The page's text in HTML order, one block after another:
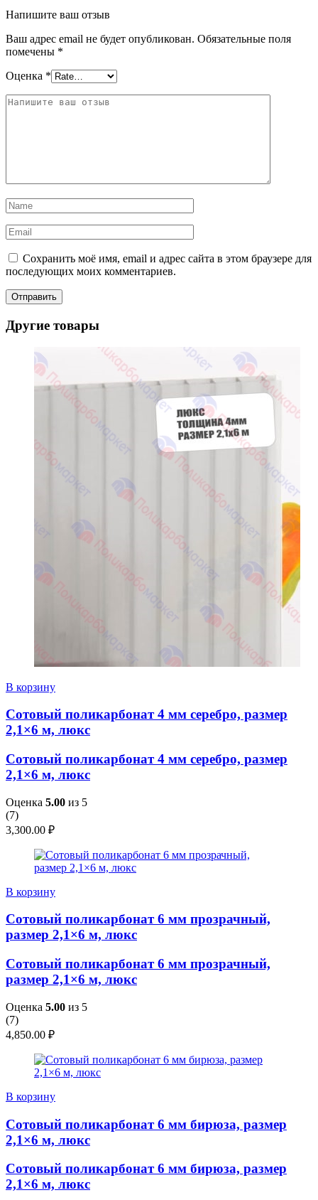
Напишите ваш отзыв
Ваш адрес email не будет опубликован. Обязательные поля
помечены *
Оценка *
Сохранить моё имя, email и адрес сайта в этом браузере для
последующих моих комментариев.
Другие товары
В корзину
Сотовый поликарбонат 4 мм серебро, размер
2,1×6 м, люкс
Сотовый поликарбонат 4 мм серебро, размер
2,1×6 м, люкс
Оценка 5.00 из 5
(7)
3,300.00 ₽
В корзину
Сотовый поликарбонат 6 мм прозрачный,
размер 2,1×6 м, люкс
Сотовый поликарбонат 6 мм прозрачный,
размер 2,1×6 м, люкс
Оценка 5.00 из 5
(7)
4,850.00 ₽
В корзину
Сотовый поликарбонат 6 мм бирюза, размер
2,1×6 м, люкс
Сотовый поликарбонат 6 мм бирюза, размер
2,1×6 м, люкс